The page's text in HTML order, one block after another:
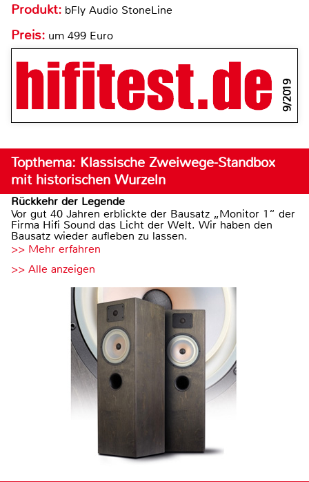
Produkt: bFly Audio StoneLine
Preis: um 499 Euro
9/2019
Topthema: Klassische Zweiwege-Standbox
mit historischen Wurzeln
Rückkehr der Legende
Vor gut 40 Jahren erblickte der Bausatz „Monitor 1“ der
Firma Hifi Sound das Licht der Welt. Wir haben den
Bausatz wieder aufleben zu lassen.
>> Mehr erfahren
>> Alle anzeigen